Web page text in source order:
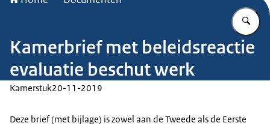
Kamerbrief met beleidsreactie
evaluatie beschut werk
Kamerstuk20-11-2019
Deze brief (met bijlage) is zowel aan de Tweede als de Eerste